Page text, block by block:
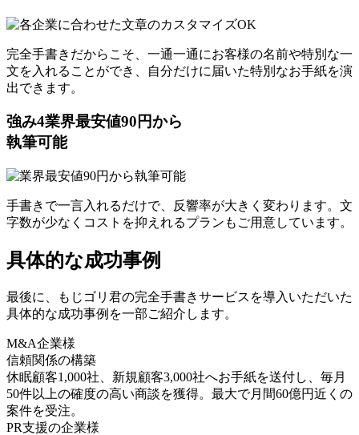
完全手書きだからこそ、一通一通にお客様の名前や特別な一
文を入れることができ、自分だけに届いた特別なお手紙を演
出できます。
強み4業界最安値90円から
執筆可能
手書きで一言入れるだけで、反響率が大きく変わります。文
字数が少なくコストを抑えれるプランもご用意しています。
具体的な成功事例
最後に、もじゴリ君の完全手書きサービスを導入いただいた
具体的な成功事例を一部ご紹介します。
M&A企業様
信頼関係の構築
休眠顧客1,000社、新規顧客3,000社へお手紙を送付し、毎月
50件以上の確度の高い商談を獲得。最大で月間60億円近くの
案件を受注。
PR支援の企業様